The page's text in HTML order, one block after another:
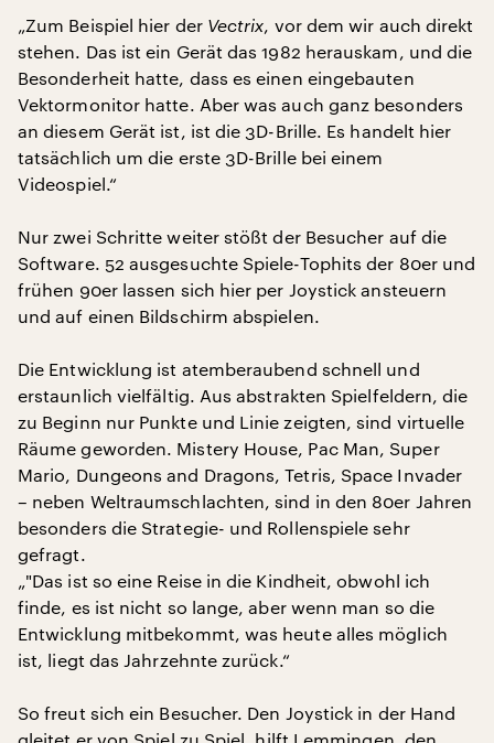
„Zum Beispiel hier der Vectrix, vor dem wir auch direkt
stehen. Das ist ein Gerät das 1982 herauskam, und die
Besonderheit hatte, dass es einen eingebauten
Vektormonitor hatte. Aber was auch ganz besonders
an diesem Gerät ist, ist die 3D-Brille. Es handelt hier
tatsächlich um die erste 3D-Brille bei einem
Videospiel.“
Nur zwei Schritte weiter stößt der Besucher auf die
Software. 52 ausgesuchte Spiele-Tophits der 80er und
frühen 90er lassen sich hier per Joystick ansteuern
und auf einen Bildschirm abspielen.
Die Entwicklung ist atemberaubend schnell und
erstaunlich vielfältig. Aus abstrakten Spielfeldern, die
zu Beginn nur Punkte und Linie zeigten, sind virtuelle
Räume geworden. Mistery House, Pac Man, Super
Mario, Dungeons and Dragons, Tetris, Space Invader
– neben Weltraumschlachten, sind in den 80er Jahren
besonders die Strategie- und Rollenspiele sehr
gefragt.
„"Das ist so eine Reise in die Kindheit, obwohl ich
finde, es ist nicht so lange, aber wenn man so die
Entwicklung mitbekommt, was heute alles möglich
ist, liegt das Jahrzehnte zurück.“
So freut sich ein Besucher. Den Joystick in der Hand